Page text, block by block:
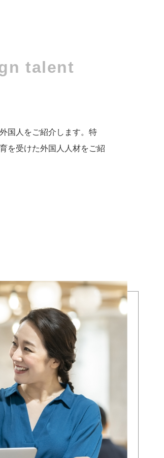
talent
国人をご紹介します。特
を受けた外国人人材をご紹